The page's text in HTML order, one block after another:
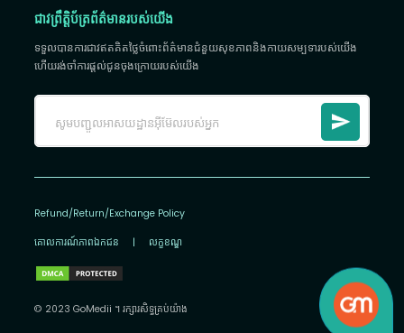
ជាវព្រឹត្តិប័ត្រព័ត៌មានរបស់យើង
ទទួលបានការជាវឥតគិតថ្លៃចំពោះព័ត៌មានជំនួយសុខភាពនិងកាយសម្បទារបស់យើង
ហើយរង់ចាំការផ្តល់ជូនចុងក្រោយរបស់យើង
Refund/Return/Exchange Policy
គោលការណ៍​ភាព​ឯកជន | លក្ខខណ្ឌ
© 2023 GoMedii ។ រក្សា​រ​សិទ្ធ​គ្រប់យ៉ាង